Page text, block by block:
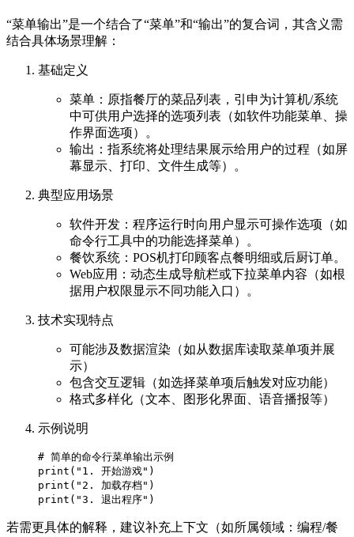
“菜单输出”是一个结合了“菜单”和“输出”的复合词，其含义需
结合具体场景理解：
基础定义
菜单：原指餐厅的菜品列表，引申为计算机/系统
中可供用户选择的选项列表（如软件功能菜单、操
作界面选项）。
输出：指系统将处理结果展示给用户的过程（如屏
幕显示、打印、文件生成等）。
典型应用场景
软件开发：程序运行时向用户显示可操作选项（如
命令行工具中的功能选择菜单）。
餐饮系统：POS机打印顾客点餐明细或后厨订单。
Web应用：动态生成导航栏或下拉菜单内容（如根
据用户权限显示不同功能入口）。
技术实现特点
可能涉及数据渲染（如从数据库读取菜单项并展
示）
包含交互逻辑（如选择菜单项后触发对应功能）
格式多样化（文本、图形化界面、语音播报等）
示例说明
# 简单的命令行菜单输出示例
print("1. 开始游戏")
print("2. 加载存档")
print("3. 退出程序")
若需更具体的解释，建议补充上下文（如所属领域：编程/餐